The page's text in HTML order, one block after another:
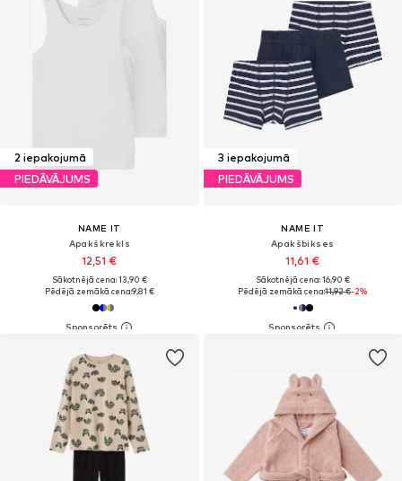
2 iepakojumā
PIEDĀVĀJUMS
NAME IT
Apakškrekls
12,51 €
Sākotnējā cena: 13,90 €
Pēdējā zemākā cena:9,81 €
3 iepakojumā
PIEDĀVĀJUMS
NAME IT
Apakšbikses
11,61 €
Sākotnējā cena: 16,90 €
Pēdējā zemākā cena:11,92 €-2%